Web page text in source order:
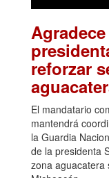
reforzar
El mandatario
mantendrá
la Guardia
de la presidenta
zona aguacatera